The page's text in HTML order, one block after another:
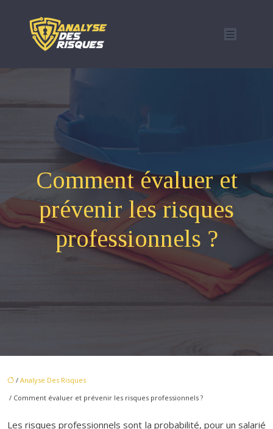
Comment évaluer et
prévenir les risques
professionnels ?
/ Analyse Des Risques
/ Comment évaluer et prévenir les risques professionnels ?
Les risques professionnels sont la probabilité, pour un salarié